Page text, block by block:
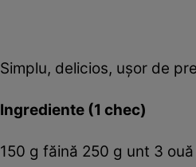
Simplu, delicios, uşor de
Ingrediente (1 chec)
150 g făină 250 g unt 3